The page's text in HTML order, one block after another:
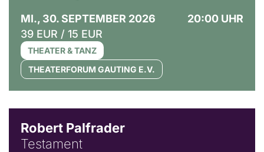
MI., 30. SEPTEMBER 2026
20:00 UHR
39 EUR / 15 EUR
THEATER & TANZ
THEATERFORUM GAUTING E.V.
Robert Palfrader
Testament